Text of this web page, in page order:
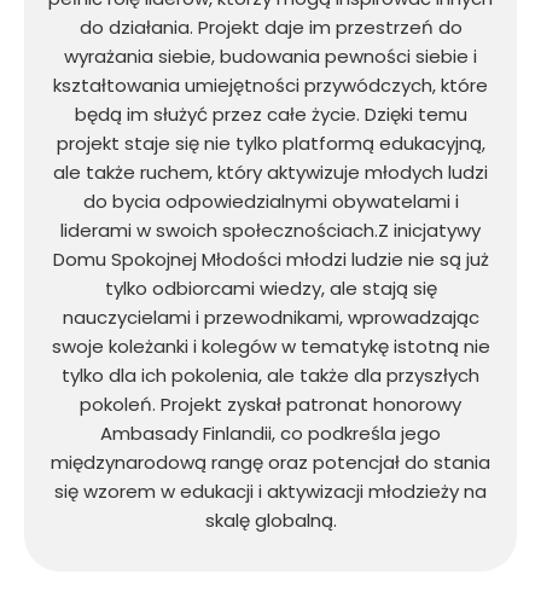
do działania. Projekt daje im przestrzeń do
wyrażania siebie, budowania pewności siebie i
kształtowania umiejętności przywódczych, które
będą im służyć przez całe życie. Dzięki temu
projekt staje się nie tylko platformą edukacyjną,
ale także ruchem, który aktywizuje młodych ludzi
do bycia odpowiedzialnymi obywatelami i
liderami w swoich społecznościach.Z inicjatywy
Domu Spokojnej Młodości młodzi ludzie nie są już
tylko odbiorcami wiedzy, ale stają się
nauczycielami i przewodnikami, wprowadzając
swoje koleżanki i kolegów w tematykę istotną nie
tylko dla ich pokolenia, ale także dla przyszłych
pokoleń. Projekt zyskał patronat honorowy
Ambasady Finlandii, co podkreśla jego
międzynarodową rangę oraz potencjał do stania
się wzorem w edukacji i aktywizacji młodzieży na
skalę globalną.